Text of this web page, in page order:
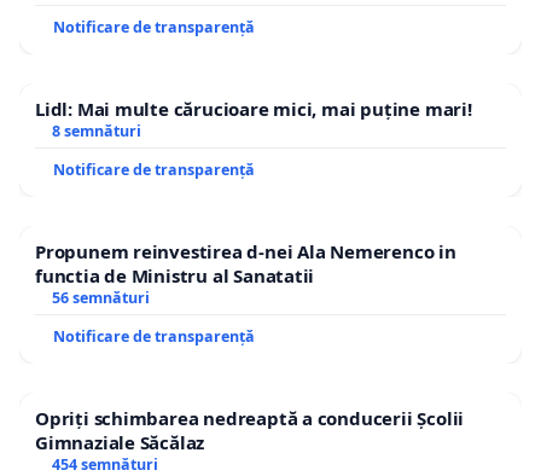
Notificare de transparență
Lidl: Mai multe cărucioare mici, mai puține mari!
8 semnături
Notificare de transparență
Propunem reinvestirea d-nei Ala Nemerenco in
functia de Ministru al Sanatatii
56 semnături
Notificare de transparență
Opriți schimbarea nedreaptă a conducerii Școlii
Gimnaziale Săcălaz
454 semnături